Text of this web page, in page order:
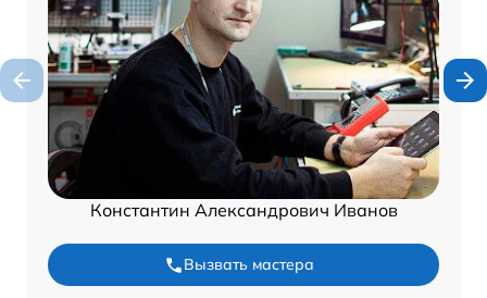
Константин Александрович Иванов
Вызвать мастера